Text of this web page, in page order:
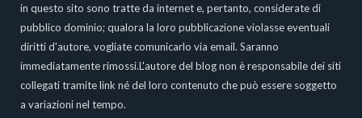
in questo sito sono tratte da internet e, pertanto, considerate di
pubblico dominio; qualora la loro pubblicazione violasse eventuali
diritti d'autore, vogliate comunicarlo via email. Saranno
immediatamente rimossi.L'autore del blog non è responsabile dei siti
collegati tramite link né del loro contenuto che può essere soggetto
a variazioni nel tempo.